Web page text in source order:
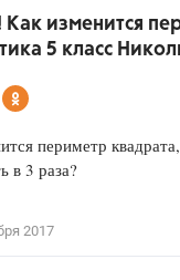
Как изменится
5 класс
периметр
в 3 раза?
2017